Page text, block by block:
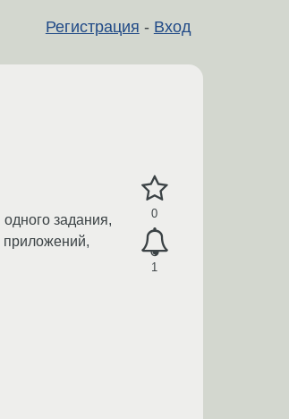
Регистрация - Вход
0
1
задания,
приложений,